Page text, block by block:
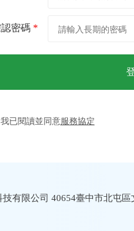
密碼 *
我已閱讀並同意服務協定
技有限公司 40654臺中市北屯區